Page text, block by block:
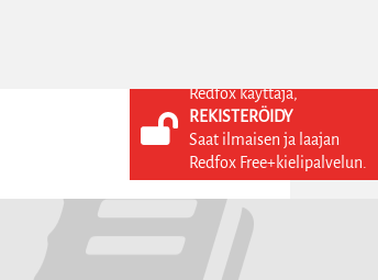
KIRJAUDU SISÄÄN
REKISTERÖIDY
Redfox käyttäjä,
REKISTERÖIDY
Saat ilmaisen ja laajan
Redfox Free+kielipalvelun.